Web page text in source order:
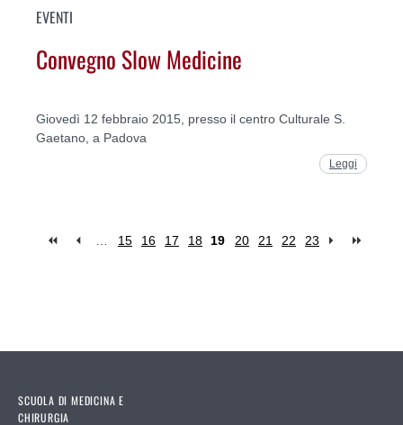
EVENTI
Convegno Slow Medicine
Giovedì 12 febbraio 2015, presso il centro Culturale S.
Gaetano, a Padova
Leggi
… 15 16 17 18 19 20 21 22 23
SCUOLA DI MEDICINA E
CHIRURGIA